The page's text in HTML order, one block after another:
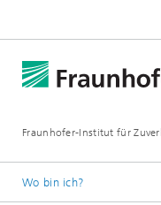
Fraunhofer-Institut für
Wo bin ich?